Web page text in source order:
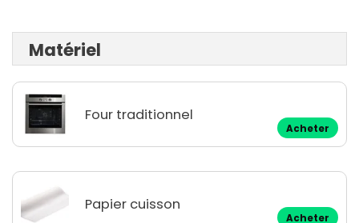
Matériel
Four traditionnel
Acheter
Papier cuisson
Acheter